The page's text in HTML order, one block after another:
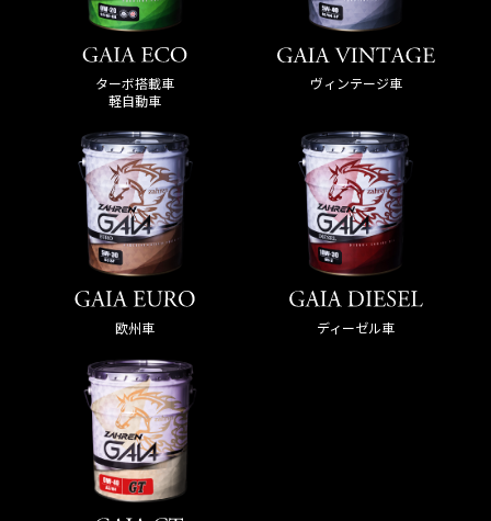
ターボ搭載車
軽自動車
ヴィンテージ車
欧州車 ディーゼル車